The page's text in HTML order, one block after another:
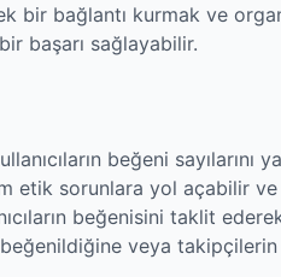
bir bağlantı kurmak ve
başarı sağlayabilir.
beğeni sayılarını
sorunlara yol açabilir ve
beğenisini taklit
beğenildiğine veya